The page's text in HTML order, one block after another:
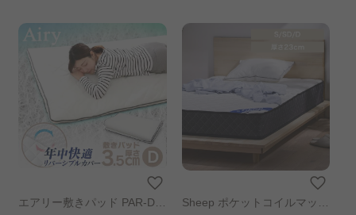
エアリー敷きパッド PAR-D
Sheep ポケットコイルマット